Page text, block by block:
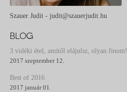
Szauer Judit - judit@szauerjudit.hu
BLOG
3 vidéki étel, amitől elájulsz, olyan finom!
2017 szeptember 12.
Best of 2016
2017 január 01.